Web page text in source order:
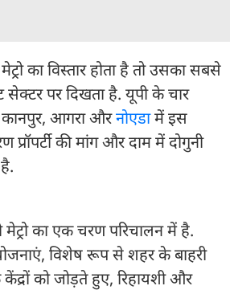
का विस्तार होता है तो उसका सबसे
सेक्टर पर दिखता है. यूपी के चार
आगरा औरनोएडामें इस
प्रॉपर्टी की मांग और दाम में दोगुनी
का एक चरण परिचालन में है.
विशेष रूप से शहर के बाहरी
केंद्रों को जोड़ते हुए, रिहायशी और